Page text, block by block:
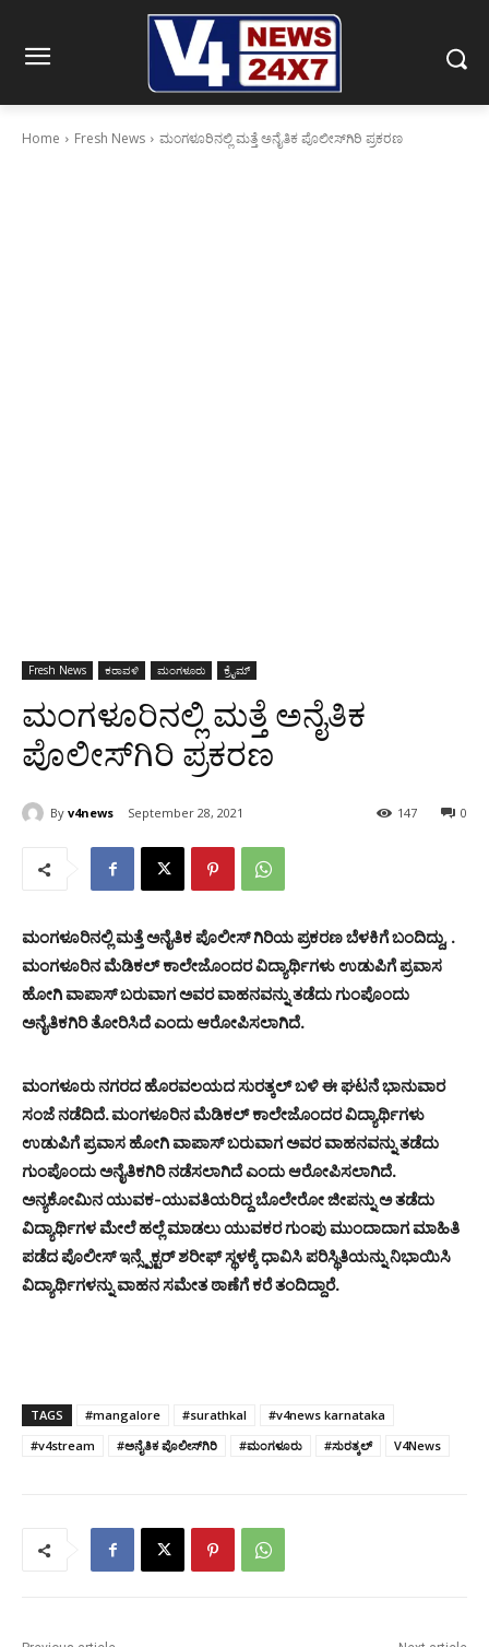
Home Fresh News ಮಂಗಳೂರಿನಲ್ಲಿ ಮತ್ತೆ ಅನೈತಿಕ ಪೊಲೀಸ್‍ಗಿರಿ ಪ್ರಕರಣ
Fresh News ಕರಾವಳಿ ಮಂಗಳೂರು ಕ್ರೈಮ್
ಮಂಗಳೂರಿನಲ್ಲಿ ಮತ್ತೆ ಅನೈತಿಕ
ಪೊಲೀಸ್‍ಗಿರಿ ಪ್ರಕರಣ
By v4news September 28, 2021 0
147
ಮಂಗಳೂರಿನಲ್ಲಿ ಮತ್ತೆ ಅನೈತಿಕ ಪೊಲೀಸ್ ಗಿರಿಯ ಪ್ರಕರಣ ಬೆಳಕಿಗೆ ಬಂದಿದ್ದು, .
ಮಂಗಳೂರಿನ ಮೆಡಿಕಲ್ ಕಾಲೇಜೊಂದರ ವಿದ್ಯಾರ್ಥಿಗಳು ಉಡುಪಿಗೆ ಪ್ರವಾಸ
ಹೋಗಿ ವಾಪಾಸ್ ಬರುವಾಗ ಅವರ ವಾಹನವನ್ನು ತಡೆದು ಗುಂಪೊಂದು
ಅನೈತಿಕಗಿರಿ ತೋರಿಸಿದೆ ಎಂದು ಆರೋಪಿಸಲಾಗಿದೆ.
ಮಂಗಳೂರು ನಗರದ ಹೊರವಲಯದ ಸುರತ್ಕಲ್ ಬಳಿ ಈ ಘಟನೆ ಭಾನುವಾರ
ಸಂಜೆ ನಡೆದಿದೆ. ಮಂಗಳೂರಿನ ಮೆಡಿಕಲ್ ಕಾಲೇಜೊಂದರ ವಿದ್ಯಾರ್ಥಿಗಳು
ಉಡುಪಿಗೆ ಪ್ರವಾಸ ಹೋಗಿ ವಾಪಾಸ್ ಬರುವಾಗ ಅವರ ವಾಹನವನ್ನು ತಡೆದು
ಗುಂಪೊಂದು ಅನೈತಿಕಗಿರಿ ನಡೆಸಲಾಗಿದೆ ಎಂದು ಆರೋಪಿಸಲಾಗಿದೆ.
ಅನ್ಯಕೋಮಿನ ಯುವಕ-ಯುವತಿಯರಿದ್ದ ಬೊಲೇರೋ ಜೀಪನ್ನು ಅ ತಡೆದು
ವಿದ್ಯಾರ್ಥಿಗಳ ಮೇಲೆ ಹಲ್ಲೆ ಮಾಡಲು ಯುವಕರ ಗುಂಪು ಮುಂದಾದಾಗ ಮಾಹಿತಿ
ಪಡೆದ ಪೊಲೀಸ್ ಇನ್ಸ್ಪೆಕ್ಟರ್ ಶರೀಫ್ ಸ್ಥಳಕ್ಕೆ ಧಾವಿಸಿ ಪರಿಸ್ಥಿತಿಯನ್ನು ನಿಭಾಯಿಸಿ
ವಿದ್ಯಾರ್ಥಿಗಳನ್ನು ವಾಹನ ಸಮೇತ ಠಾಣೆಗೆ ಕರೆ ತಂದಿದ್ದಾರೆ.
TAGS #mangalore #surathkal
#v4news karnataka
#v4stream
#ಅನೈತಿಕ ಪೊಲೀಸ್‍ಗಿರಿ #ಮಂಗಳೂರು #ಸುರತ್ಕಲ್ V4News